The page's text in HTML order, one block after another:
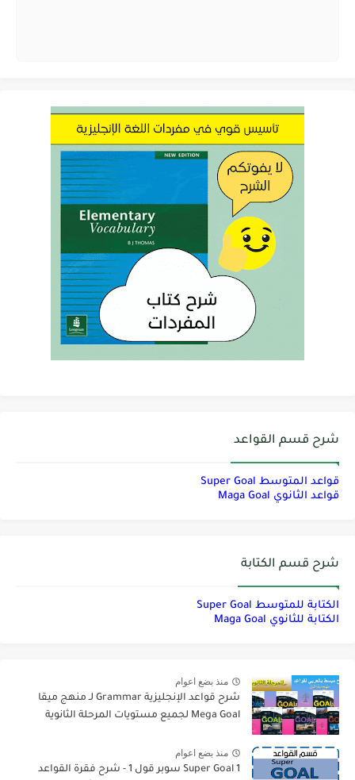
شرح قسم القواعد
قواعد المتوسط Super Goal
قواعد الثانوي Maga Goal
شرح قسم الكتابة
الكتابة للمتوسط Super Goal
الكتابة للثانوي Maga Goal
منذ بضع اعوام
شرح قواعد الإنجليزية Grammar لـ منهج ميقا
Mega Goal لجميع مستويات المرحلة الثانوية
منذ بضع اعوام
Super Goal 1 سوبر قول 1 - شرح فقرة القواعد